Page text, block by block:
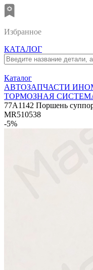
Избранное
КАТАЛОГ
Каталог
АВТОЗАПЧАСТИ
ТОРМОЗНАЯ
77A1142 Поршень
MR510538
-5%